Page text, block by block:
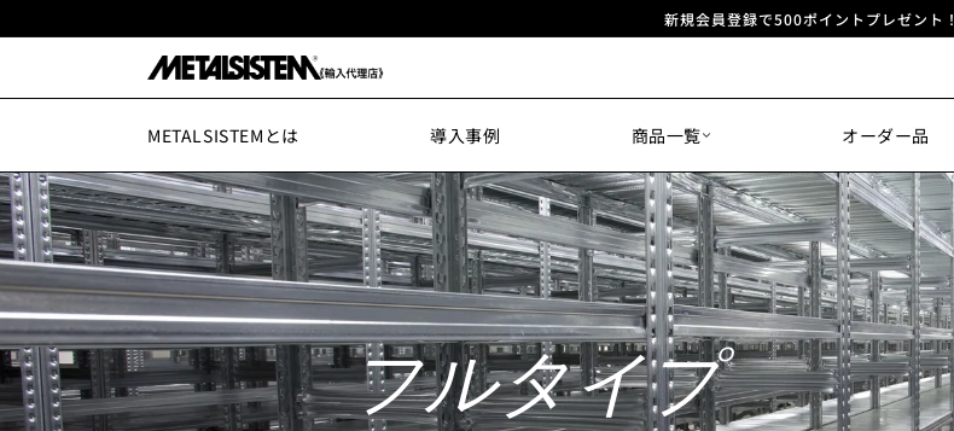
新規会員登録で500ポイントプレゼント！
METALSISTEMとは 導入事例 商品一覧 オーダー品
フルタイプ